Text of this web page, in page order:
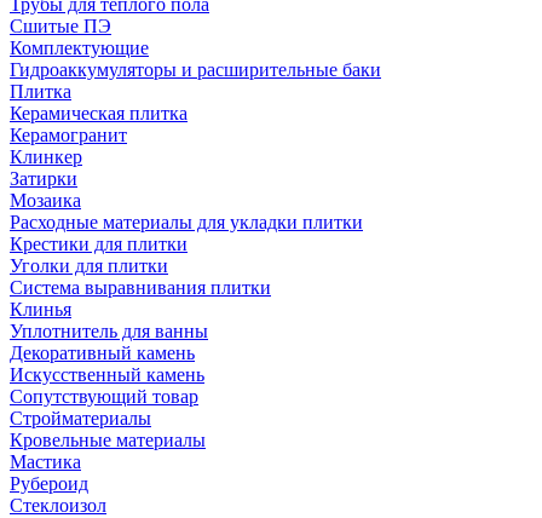
Трубы для теплого пола
Сшитые ПЭ
Комплектующие
Гидроаккумуляторы и расширительные баки
Плитка
Керамическая плитка
Керамогранит
Клинкер
Затирки
Мозаика
Расходные материалы для укладки плитки
Крестики для плитки
Уголки для плитки
Система выравнивания плитки
Клинья
Уплотнитель для ванны
Декоративный камень
Искусственный камень
Сопутствующий товар
Стройматериалы
Кровельные материалы
Мастика
Рубероид
Стеклоизол